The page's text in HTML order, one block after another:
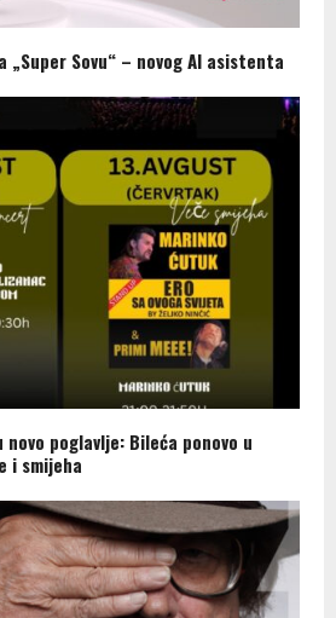
„Super Sovu“ – novog AI asistenta
poglavlje: Bileća ponovo u
i smijeha